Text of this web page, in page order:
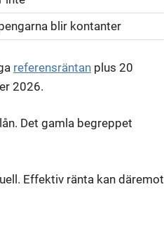
blir kontanter
referensräntan plus 20
2026.
Det gamla begreppet
Effektiv ränta kan däremot